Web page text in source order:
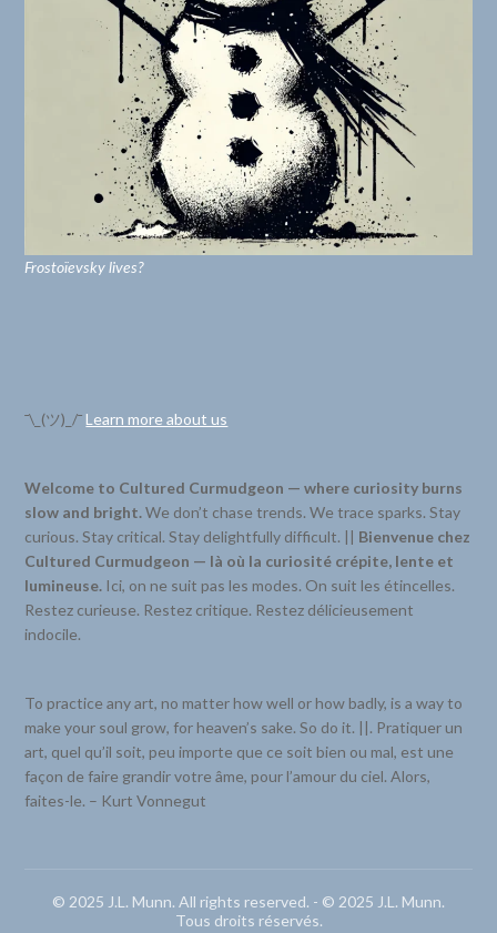
Frostoïevsky lives?
¯\_(ツ)_/¯Learn more about us
Welcome to Cultured Curmudgeon — where curiosity burns
slow and bright.We don’t chase trends. We trace sparks. Stay
curious. Stay critical. Stay delightfully difficult. || Bienvenue chez
Cultured Curmudgeon — là où la curiosité crépite, lente et
lumineuse. Ici, on ne suit pas les modes. On suit les étincelles.
Restez curieuse. Restez critique. Restez délicieusement
indocile.
To practice any art, no matter how well or how badly, is a way to
make your soul grow, for heaven’s sake. So do it. ||. Pratiquer un
art, quel qu’il soit, peu importe que ce soit bien ou mal, est une
façon de faire grandir votre âme, pour l’amour du ciel. Alors,
faites-le. – Kurt Vonnegut
© 2025 J.L. Munn. All rights reserved. - © 2025 J.L. Munn.
Tous droits réservés.